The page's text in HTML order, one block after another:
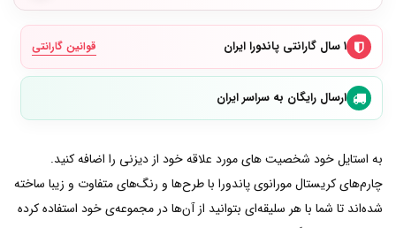
۱ سال گارانتی پاندورا ایران قوانین گارانتی
ارسال رایگان به سراسر ایران
به استایل خود شخصیت های مورد علاقه خود از دیزنی را اضافه کنید.
چارم‌های کریستال مورانو‌ی پاندورا با طرح‌ها و رنگ‌های متفاوت و زیبا ساخته
شده‌اند تا شما با هر سلیقه‌ای بتوانید از آن‌ها در مجموعه‌ی خود استفاده کرده